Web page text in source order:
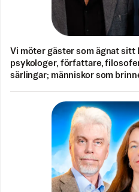
Vi möter gäster som ägnat sitt
psykologer, författare,
särlingar; människor som